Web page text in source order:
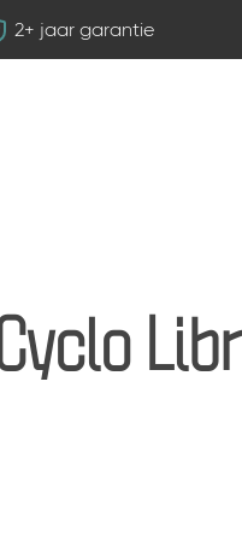
2+ jaar garantie